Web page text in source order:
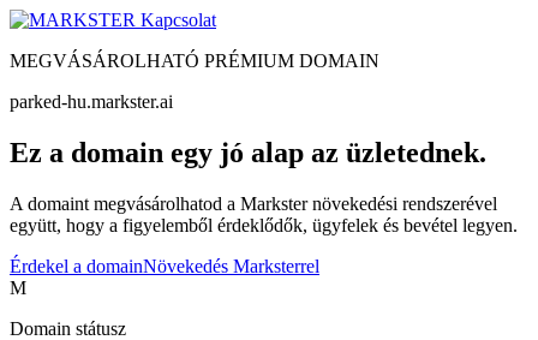
Kapcsolat
MEGVÁSÁROLHATÓ PRÉMIUM DOMAIN
parked-hu.markster.ai
Ez a domain egy jó alap az üzletednek.
A domaint megvásárolhatod a Markster növekedési rendszerével
együtt, hogy a figyelemből érdeklődők, ügyfelek és bevétel legyen.
Érdekel a domainNövekedés Marksterrel
M
Domain státusz